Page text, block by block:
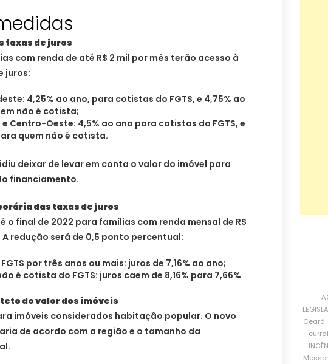
taxas de juros
com renda de até R$ 2 mil por mês terão acesso à
juros:
4,25% ao ano, para cotistas do FGTS, e 4,75% ao
não é cotista;
e Centro-Oeste: 4,5% ao ano para cotistas do FGTS, e
quem não é cotista.
deixar de levar em conta o valor do imóvel para
financiamento.
das taxas de juros
o final de 2022 para famílias com renda mensal de R$
A redução será de 0,5 ponto percentual:
por três anos ou mais: juros de 7,16% ao ano;
é cotista do FGTS: juros caem de 8,16% para 7,66%
do valor dos imóveis
imóveis considerados habitação popular. O novo
de acordo com a região e o tamanho da
Ceará